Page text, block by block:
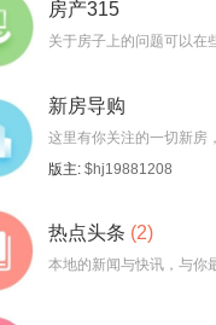
房产315
关于房子上的问题可以在
新房导购
这里有你关注的一切新房
版主: $hj19881208
热点头条 (2)
本地的新闻与快讯，与你